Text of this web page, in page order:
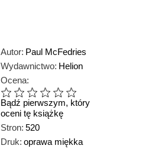
Autor: Paul McFedries
Wydawnictwo: Helion
Ocena:
Bądź pierwszym, który
oceni tę książkę
Stron: 520
Druk: oprawa miękka